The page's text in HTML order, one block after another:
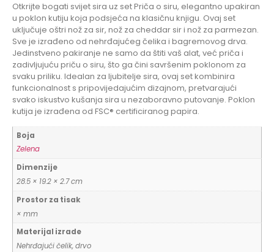
Otkrijte bogati svijet sira uz set Priča o siru, elegantno upakiran
u poklon kutiju koja podsjeća na klasičnu knjigu. Ovaj set
uključuje oštri nož za sir, nož za cheddar sir i nož za parmezan.
Sve je izrađeno od nehrđajućeg čelika i bagremovog drva.
Jedinstveno pakiranje ne samo da štiti vaš alat, već priča i
zadivljujuću priču o siru, što ga čini savršenim poklonom za
svaku priliku. Idealan za ljubitelje sira, ovaj set kombinira
funkcionalnost s pripovijedajućim dizajnom, pretvarajući
svako iskustvo kušanja sira u nezaboravno putovanje. Poklon
kutija je izrađena od FSC® certificiranog papira.
Boja
Zelena
Dimenzije
28.5 × 19.2 × 2.7 cm
Prostor za tisak
× mm
Materijal izrade
Nehrđajući čelik, drvo